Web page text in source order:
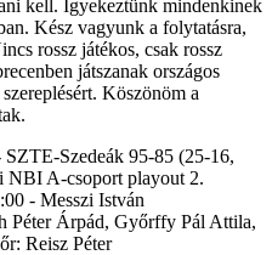
kell. Igyekeztünk mindenkinek
Kész vagyunk a folytatásra,
rossz játékos, csak rossz
játszanak országos
Köszönöm a
Szedeák 95-85 (25-16,
NBI A-csoport playout 2.
- Messzi István
Péter Árpád, Győrffy Pál Attila,
Reisz Péter